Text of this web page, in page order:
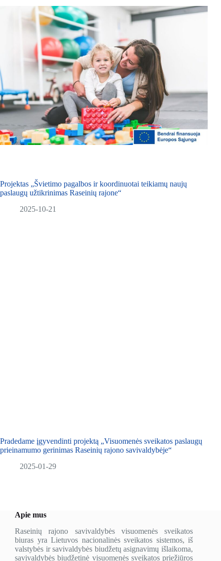
Projektas „Švietimo pagalbos ir koordinuotai teikiamų naujų
paslaugų užtikrinimas Raseinių rajone“
2025-10-21
Pradedame įgyvendinti projektą „Visuomenės sveikatos paslaugų
prieinamumo gerinimas Raseinių rajono savivaldybėje“
2025-01-29
Apie mus
Raseinių rajono savivaldybės visuomenės sveikatos
biuras yra Lietuvos nacionalinės sveikatos sistemos, iš
valstybės ir savivaldybės biudžetų asignavimų išlaikoma,
savivaldybės biudžetinė visuomenės sveikatos priežiūros